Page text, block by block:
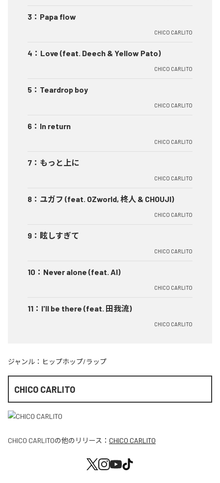
3 ： Papa flow
CHICO CARLITO
4 ： Love (feat. Deech & Yellow Pato)
CHICO CARLITO
5 ： Teardrop boy
CHICO CARLITO
6 ： In return
CHICO CARLITO
7 ： もっと上に
CHICO CARLITO
8 ： ユガフ (feat. OZworld, 柊人 & CHOUJI)
CHICO CARLITO
9 ： 眩しすぎて
CHICO CARLITO
10 ： Never alone (feat. AI)
CHICO CARLITO
11 ： I'll be there (feat. 田我流)
CHICO CARLITO
ジャンル： ヒップホップ/ラップ
CHICO CARLITO
CHICO CARLITOの他のリリース： CHICO CARLITO